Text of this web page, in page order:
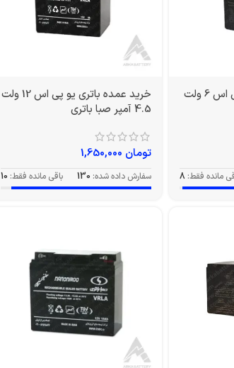
خرید عمده باتری یو پی اس 6 ولت
مانده فقط: 8
خرید عمده باتری یو پی اس 12 ولت
4.5 آمپر صبا باتری
تومان
سفارش داده شده: 130 باقی مانده فقط: 10